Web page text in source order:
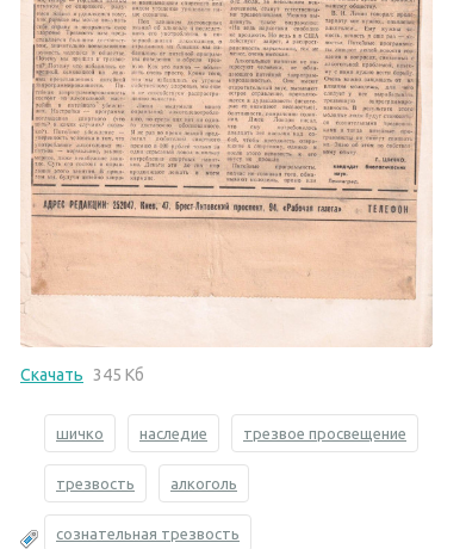
Скачать 345 Кб
шичко наследие трезвое просвещение
трезвость алкоголь
сознательная трезвость